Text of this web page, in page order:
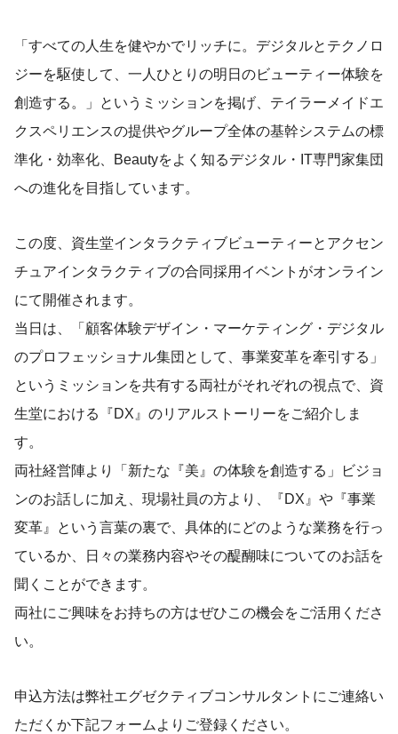
「すべての人生を健やかでリッチに。デジタルとテクノロ
ジーを駆使して、一人ひとりの明日のビューティー体験を
創造する。」というミッションを掲げ、テイラーメイドエ
クスペリエンスの提供やグループ全体の基幹システムの標
準化・効率化、Beautyをよく知るデジタル・IT専門家集団
への進化を目指しています。
この度、資生堂インタラクティブビューティーとアクセン
チュアインタラクティブの合同採用イベントがオンライン
にて開催されます。
当日は、「顧客体験デザイン・マーケティング・デジタル
のプロフェッショナル集団として、事業変革を牽引する」
というミッションを共有する両社がそれぞれの視点で、資
生堂における『DX』のリアルストーリーをご紹介しま
す。
両社経営陣より「新たな『美』の体験を創造する」ビジョ
ンのお話しに加え、現場社員の方より、『DX』や『事業
変革』という言葉の裏で、具体的にどのような業務を行っ
ているか、日々の業務内容やその醍醐味についてのお話を
聞くことができます。
両社にご興味をお持ちの方はぜひこの機会をご活用くださ
い。
申込方法は弊社エグゼクティブコンサルタントにご連絡い
ただくか下記フォームよりご登録ください。